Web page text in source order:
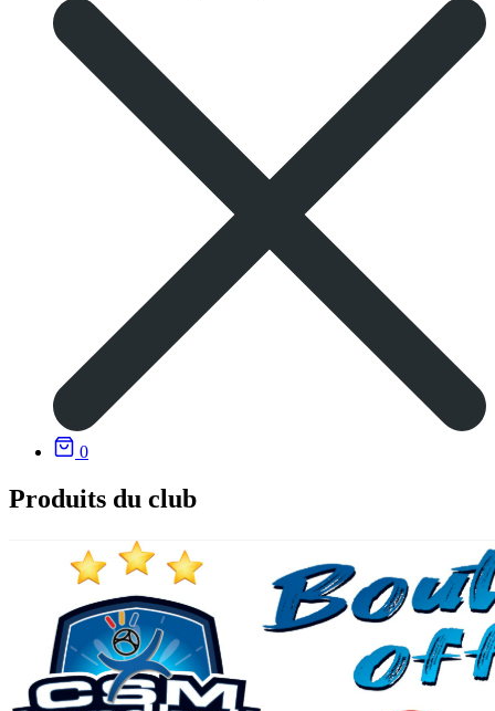
0
Produits du club